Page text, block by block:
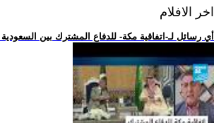
اخر الافلام
.. أي رسائل لـ-اتفاقية مكة- للدفاع المشترك بين السعودية